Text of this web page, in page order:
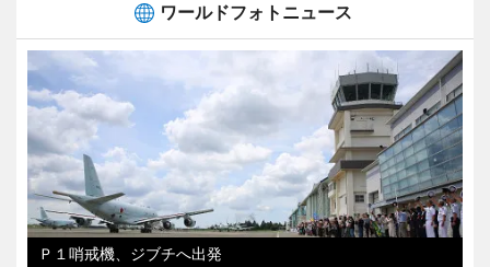
ワールドフォトニュース
Ｐ１哨戒機、ジブチへ出発